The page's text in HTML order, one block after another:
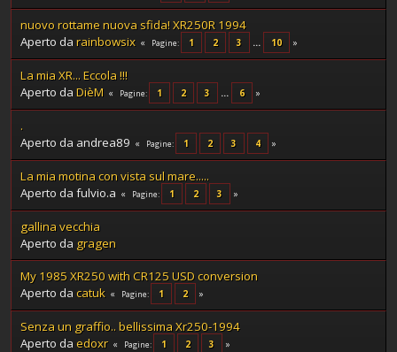
nuovo rottame nuova sfida! XR250R 1994
Aperto da rainbowsix Pagine 1 2 3 ... 10
La mia XR... Eccola !!!
Aperto da DièM Pagine 1 2 3 ... 6
.
Aperto da andrea89
Pagine 1 2 3 4
La mia motina con vista sul mare.....
Aperto da fulvio.a
Pagine 1 2 3
gallina vecchia
Aperto da gragen
My 1985 XR250 with CR125 USD conversion
Aperto da catuk Pagine 1 2
Senza un graffio.. bellissima Xr250-1994
Aperto da edoxr Pagine 1 2 3